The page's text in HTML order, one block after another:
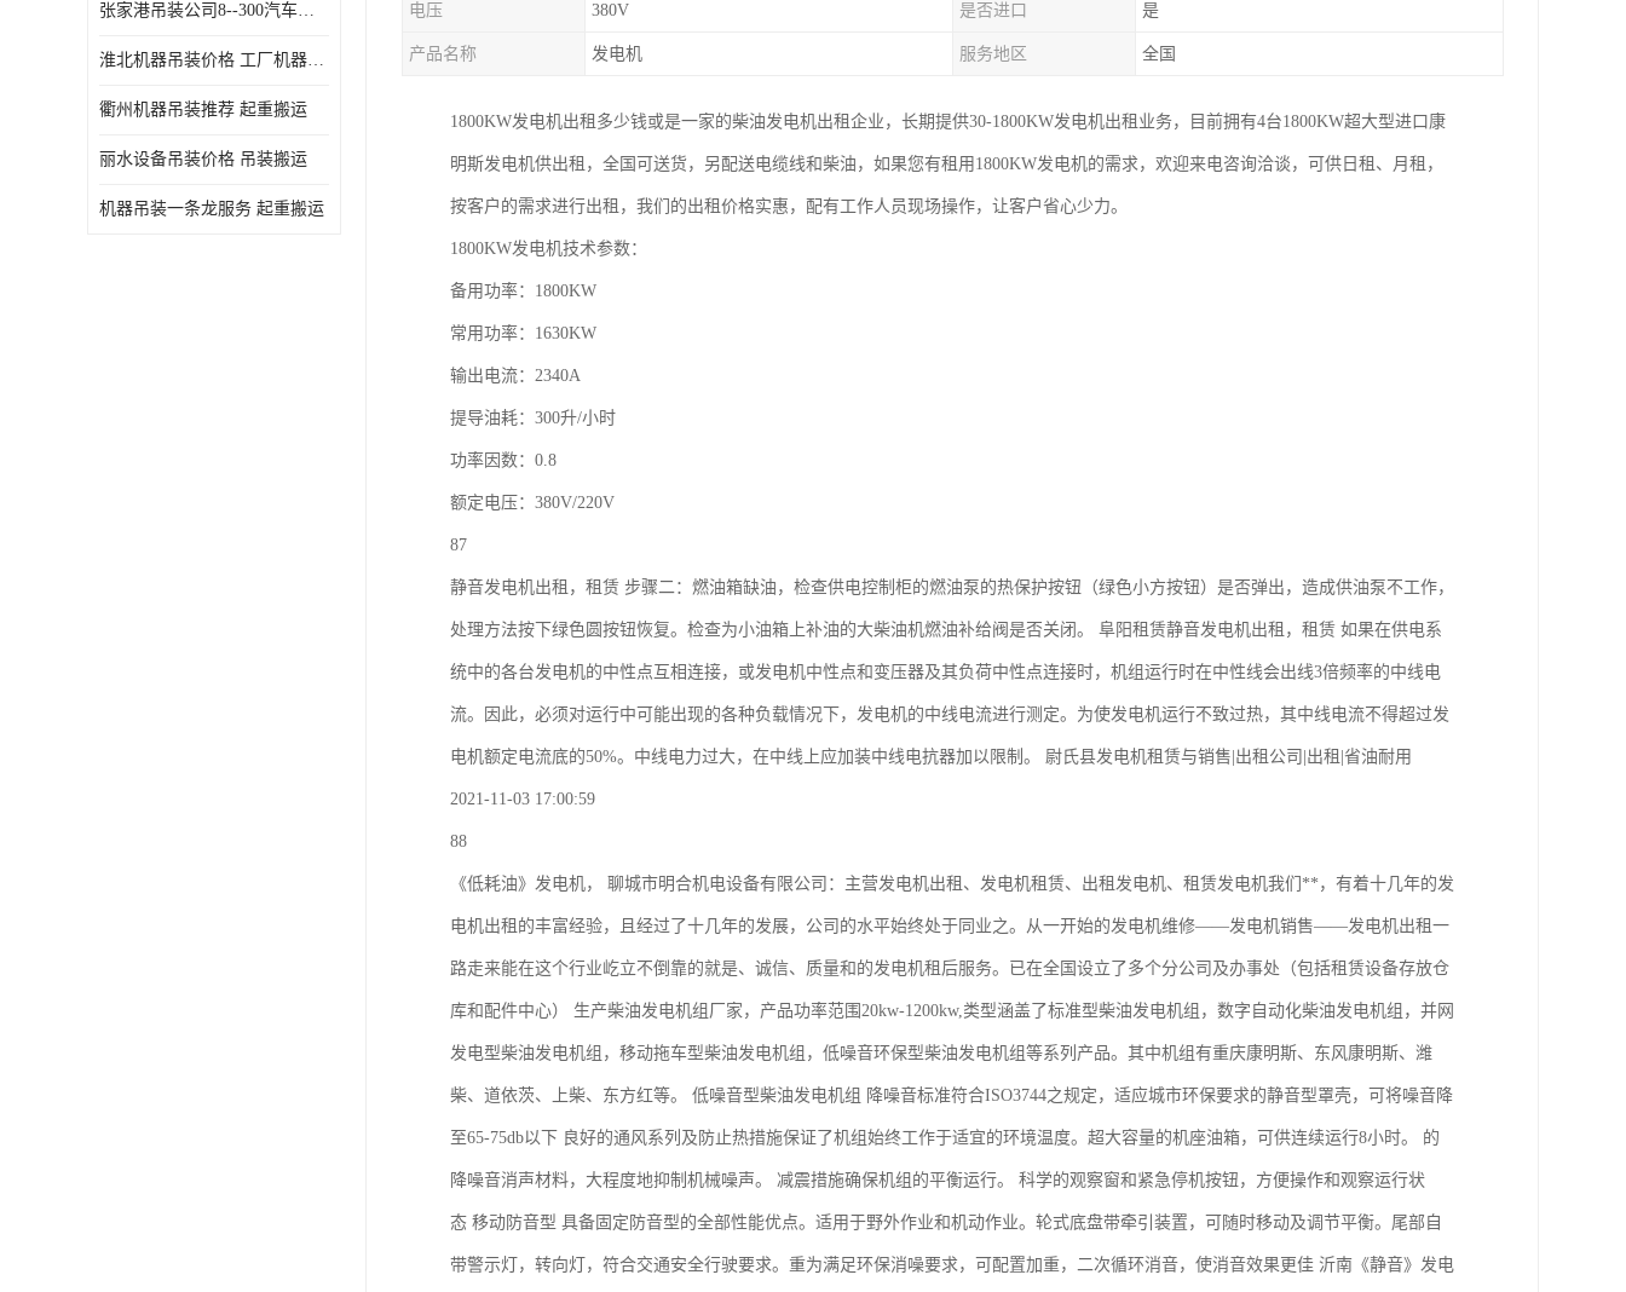
张家港吊装公司8--300汽车吊出租）
淮北机器吊装价格 工厂机器吊装
衢州机器吊装推荐 起重搬运
丽水设备吊装价格 吊装搬运
机器吊装一条龙服务 起重搬运
电压 380V 是否进口 是
产品名称 发电机 服务地区 全国
1800KW发电机出租多少钱或是一家的柴油发电机出租企业，长期提供30-1800KW发电机出租业务，目前拥有4台1800KW超大型进口康
明斯发电机供出租，全国可送货，另配送电缆线和柴油，如果您有租用1800KW发电机的需求，欢迎来电咨询洽谈，可供日租、月租，
按客户的需求进行出租，我们的出租价格实惠，配有工作人员现场操作，让客户省心少力。
1800KW发电机技术参数：
备用功率：1800KW
常用功率：1630KW
输出电流：2340A
提导油耗：300升/小时
功率因数：0.8
额定电压：380V/220V
87
静音发电机出租，租赁 步骤二：燃油箱缺油，检查供电控制柜的燃油泵的热保护按钮（绿色小方按钮）是否弹出，造成供油泵不工作，
处理方法按下绿色圆按钮恢复。检查为小油箱上补油的大柴油机燃油补给阀是否关闭。 阜阳租赁静音发电机出租，租赁 如果在供电系
统中的各台发电机的中性点互相连接，或发电机中性点和变压器及其负荷中性点连接时，机组运行时在中性线会出线3倍频率的中线电
流。因此，必须对运行中可能出现的各种负载情况下，发电机的中线电流进行测定。为使发电机运行不致过热，其中线电流不得超过发
电机额定电流底的50%。中线电力过大，在中线上应加装中线电抗器加以限制。 尉氏县发电机租赁与销售|出租公司|出租|省油耐用
2021-11-03 17:00:59
88
《低耗油》发电机， 聊城市明合机电设备有限公司：主营发电机出租、发电机租赁、出租发电机、租赁发电机我们**，有着十几年的发
电机出租的丰富经验，且经过了十几年的发展，公司的水平始终处于同业之。从一开始的发电机维修——发电机销售——发电机出租一
路走来能在这个行业屹立不倒靠的就是、诚信、质量和的发电机租后服务。已在全国设立了多个分公司及办事处（包括租赁设备存放仓
库和配件中心） 生产柴油发电机组厂家，产品功率范围20kw-1200kw,类型涵盖了标准型柴油发电机组，数字自动化柴油发电机组，并网
发电型柴油发电机组，移动拖车型柴油发电机组，低噪音环保型柴油发电机组等系列产品。其中机组有重庆康明斯、东风康明斯、潍
柴、道依茨、上柴、东方红等。 低噪音型柴油发电机组 降噪音标准符合ISO3744之规定，适应城市环保要求的静音型罩壳，可将噪音降
至65-75db以下 良好的通风系列及防止热措施保证了机组始终工作于适宜的环境温度。超大容量的机座油箱，可供连续运行8小时。 的
降噪音消声材料，大程度地抑制机械噪声。 减震措施确保机组的平衡运行。 科学的观察窗和紧急停机按钮，方便操作和观察运行状
态 移动防音型 具备固定防音型的全部性能优点。适用于野外作业和机动作业。轮式底盘带牵引装置，可随时移动及调节平衡。尾部自
带警示灯，转向灯，符合交通安全行驶要求。重为满足环保消噪要求，可配置加重，二次循环消音，使消音效果更佳 沂南《静音》发电